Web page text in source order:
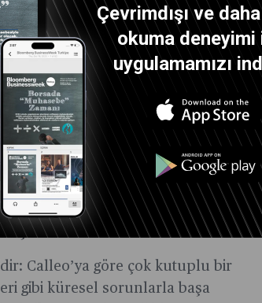
Çevrimdışı ve
okuma deneyimi
uygulamamızı
kutuplu çerçeve, Çin, Hindistan
hesaba katmaz. BRICS’in
gün artan belirleyiciliği
düzeni daha tek
titreşimle yeniden
dengeli dağıtıldığı çok
yerine işbirliğini ve
eder.
Calleo’ya göre çok kutuplu bir
gibi küresel sorunlarla başa